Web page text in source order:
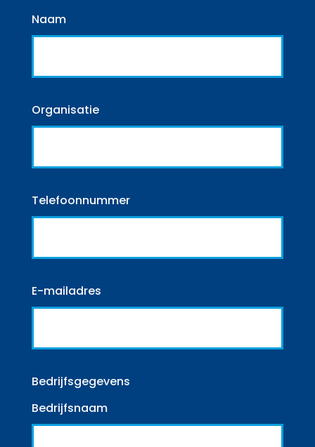
Naam
Organisatie
Telefoonnummer
E-mailadres
Bedrijfsgegevens
Bedrijfsnaam